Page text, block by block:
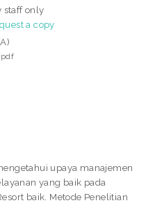
staff only
a copy
upaya manajemen
yang baik pada
baik. Metode Penelitian